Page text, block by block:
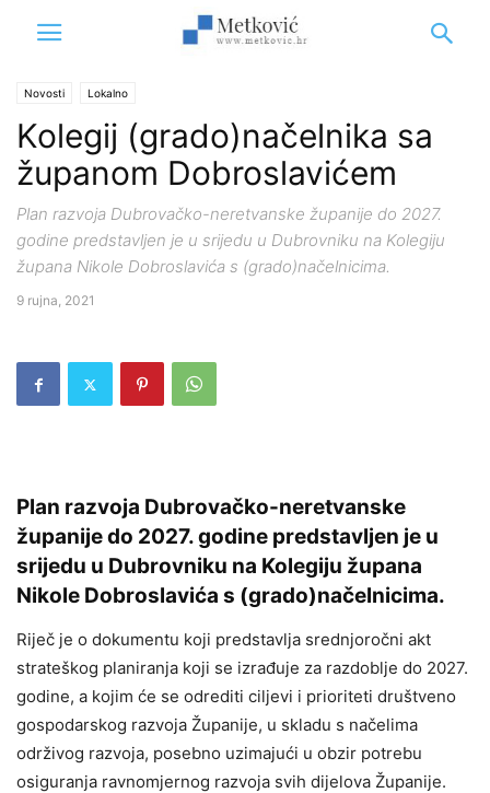
Novosti Lokalno
Kolegij (grado)načelnika sa
županom Dobroslavićem
Plan razvoja Dubrovačko-neretvanske županije do 2027.
godine predstavljen je u srijedu u Dubrovniku na Kolegiju
župana Nikole Dobroslavića s (grado)načelnicima.
9 rujna, 2021
Plan razvoja Dubrovačko-neretvanske
županije do 2027. godine predstavljen je u
srijedu u Dubrovniku na Kolegiju župana
Nikole Dobroslavića s (grado)načelnicima.
Riječ je o dokumentu koji predstavlja srednjoročni akt
strateškog planiranja koji se izrađuje za razdoblje do 2027.
godine, a kojim će se odrediti ciljevi i prioriteti društveno
gospodarskog razvoja Županije, u skladu s načelima
održivog razvoja, posebno uzimajući u obzir potrebu
osiguranja ravnomjernog razvoja svih dijelova Županije.